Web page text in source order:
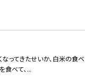
ってきたせいか、白米の食
食べて、...